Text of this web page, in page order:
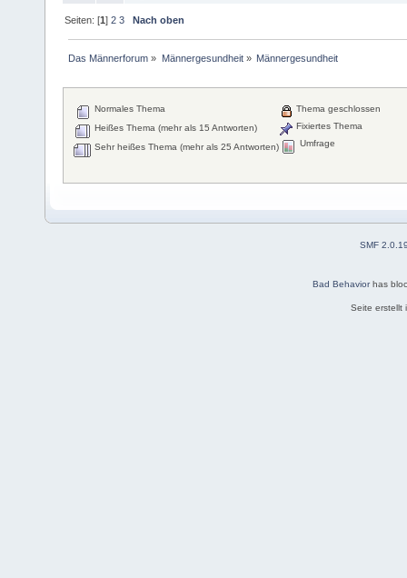
Seiten: [1]2 3 Nach oben
Das Männerforum » Männergesundheit» Männergesundheit
Normales Thema
Heißes Thema (mehr als 15 Antworten)
Sehr heißes Thema (mehr als 25 Antworten)
Thema geschlossen
Fixiertes Thema
Umfrage
SMF
Bad Behaviorhas
Seite erstellt